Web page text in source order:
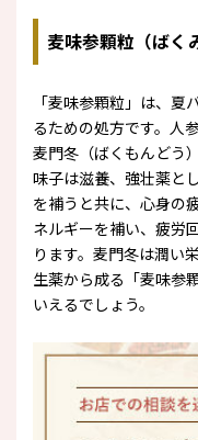
麦味参顆粒（ばく
「麦味参顆粒」は、
るための処方です。人
麦門冬（ばくもんどう
味子は滋養、強壮薬と
を補うと共に、心身の
ネルギーを補い、疲労
ります。麦門冬は潤い
生薬から成る「麦味参
いえるでしょう。